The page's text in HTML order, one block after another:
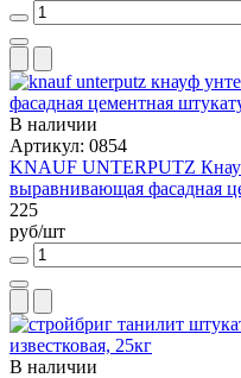
В наличии
Артикул: 0854
KNAUF UNTERPUTZ
выравнивающая фасадная
225
руб/шт
В наличии